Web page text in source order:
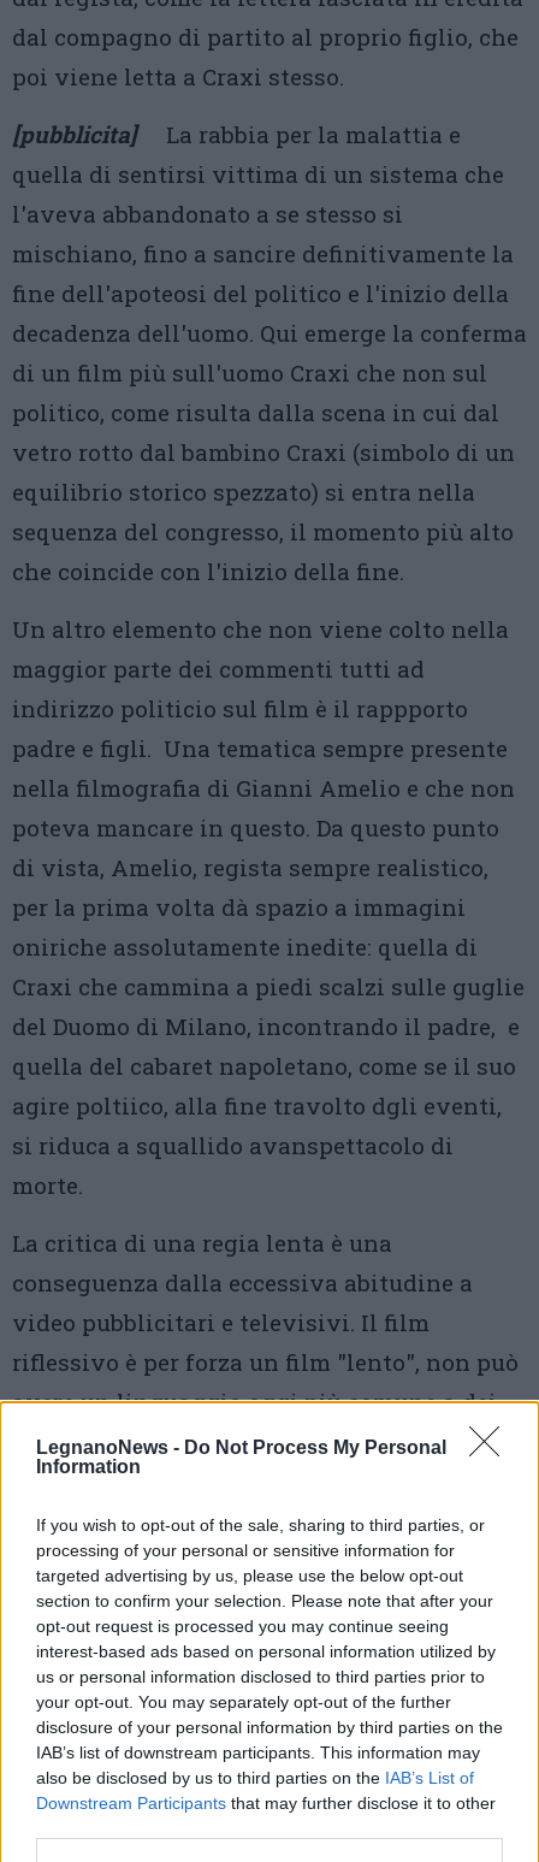
LegnanoNews - Do Not Process My Personal
Information
If you wish to opt-out of the sale, sharing to third parties, or
processing of your personal or sensitive information for
targeted advertising by us, please use the below opt-out
section to confirm your selection. Please note that after your
opt-out request is processed you may continue seeing
interest-based ads based on personal information utilized by
us or personal information disclosed to third parties prior to
your opt-out. You may separately opt-out of the further
disclosure of your personal information by third parties on the
IAB’s list of downstream participants. This information may
also be disclosed by us to third parties on the IAB’s List of
Downstream Participants that may further disclose it to other
dal compagno di partito al proprio figlio, che
poi viene letta a Craxi stesso.
[pubblicita] La rabbia per la malattia e
quella di sentirsi vittima di un sistema che
l'aveva abbandonato a se stesso si
mischiano, fino a sancire definitivamente la
fine dell'apoteosi del politico e l'inizio della
decadenza dell'uomo. Qui emerge la conferma
di un film più sull'uomo Craxi che non sul
politico, come risulta dalla scena in cui dal
vetro rotto dal bambino Craxi (simbolo di un
equilibrio storico spezzato) si entra nella
sequenza del congresso, il momento più alto
che coincide con l'inizio della fine.
Un altro elemento che non viene colto nella
maggior parte dei commenti tutti ad
indirizzo politicio sul film è il rappporto
padre e figli. Una tematica sempre presente
nella filmografia di Gianni Amelio e che non
poteva mancare in questo. Da questo punto
di vista, Amelio, regista sempre realistico,
per la prima volta dà spazio a immagini
oniriche assolutamente inedite: quella di
Craxi che cammina a piedi scalzi sulle guglie
del Duomo di Milano, incontrando il padre, e
quella del cabaret napoletano, come se il suo
agire poltiico, alla fine travolto dgli eventi,
si riduca a squallido avanspettacolo di
morte.
La critica di una regia lenta è una
conseguenza dalla eccessiva abitudine a
video pubblicitari e televisivi. Il film
riflessivo è per forza un film "lento", non può
avere un linguaggio oggi più comune a dei
film spettacolari o d'azione.
Pierfrancesco Favino. Noi, che abbiamo
partecipato alle riprese in Franco Tosi per il
congresso socialista, siamo rimasti
sbalorditi dalla somiglianza nel fisico, nella
gestualità e nella voce. Alcune scene sono
state ripetute più volte, per necessità di
montaggio. Favino era sempre identico.
Incredibile, al punto da muovere la